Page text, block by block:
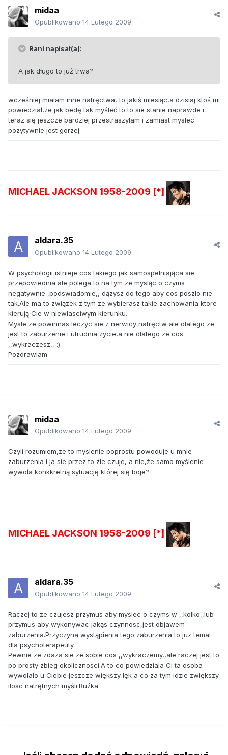
midaa
Opublikowano 14 Lutego 2009
Rani napisał(a):
A jak długo to już trwa?
wcześniej mialam inne natręctwa, to jakiś miesiąc,a dzisiaj ktoś mi
powiedział,że jak bedę tak myśleć to to sie stanie naprawde i
teraz się jeszcze bardziej przestraszylam i zamiast myslec
pozytywnie jest gorzej
MICHAEL JACKSON 1958-2009 [*]
aldara.35
Opublikowano 14 Lutego 2009
W psychologii istnieje cos takiego jak samospelniająca sie
przepowiednia ale polega to na tym ze mysląc o czyms
negatywnie ,podswiadomie,, dązysz do tego aby cos poszlo nie
tak.Ale ma to związek z tym ze wybierasz takie zachowania ktore
kierują Cie w niewlasciwym kierunku.
Mysle ze powinnas leczyc sie z nerwicy natręctw ale dlatego ze
jest to zaburzenie i utrudnia zycie,a nie dlatego ze cos
,,wykraczesz,, :)
Pozdrawiam
midaa
Opublikowano 14 Lutego 2009
Czyli rozumiem,ze to myslenie poprostu powoduje u mnie
zaburzenia i ja sie przez to źle czuje, a nie,że samo myślenie
wywoła konkkretną sytuację której się boje?
MICHAEL JACKSON 1958-2009 [*]
aldara.35
Opublikowano 14 Lutego 2009
Raczej to ze czujesz przymus aby myslec o czyms w ,,kolko,,lub
przymus aby wykonywac jakąs czynnosc,jest objawem
zaburzenia.Przyczyna wystąpienia tego zaburzenia to juz temat
dla psychoterapeuty.
Pewnie ze zdaza sie ze sobie cos ,,wykraczemy,,ale raczej jest to
po prosty zbieg okolicznosci.A to co powiedziala Ci ta osoba
wywolalo u Ciebie jeszcze większy lęk a co za tym idzie zwiększy
ilosc natrętnych myśli.Buźka